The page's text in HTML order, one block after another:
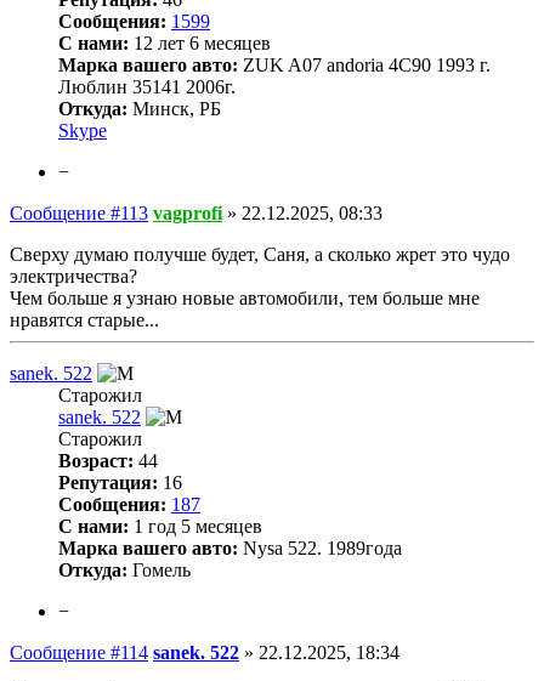
Сообщения: 1599
С нами: 12 лет 6 месяцев
Марка вашего авто: ZUK A07 andoria 4C90 1993 г.
Люблин 35141 2006г.
Откуда: Минск, РБ
Skype
−
Сообщение #113 vagprofi » 22.12.2025, 08:33
Сверху думаю получше будет, Саня, а сколько жрет это чудо
электричества?
Чем больше я узнаю новые автомобили, тем больше мне
нравятся старые...
sanek. 522
Старожил
sanek. 522
Старожил
Возраст: 44
Репутация: 16
Сообщения: 187
С нами: 1 год 5 месяцев
Марка вашего авто: Nysa 522. 1989года
Откуда: Гомель
−
Сообщение #114 sanek. 522 » 22.12.2025, 18:34